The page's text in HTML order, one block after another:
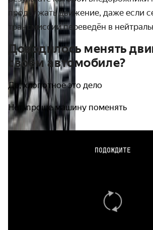
продолжать движение, даже если
трансмиссии переведён в
Доводилось менять
своём автомобиле?
Да, хлопотное это дело
Нет, проще машину поменять
ПОДОЖДИТЕ